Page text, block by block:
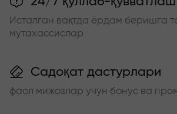
Исталган вақтда ёрдам беришга
мутахассислар
Садоқат дастурлари
фаол мижозлар учун бонус ва